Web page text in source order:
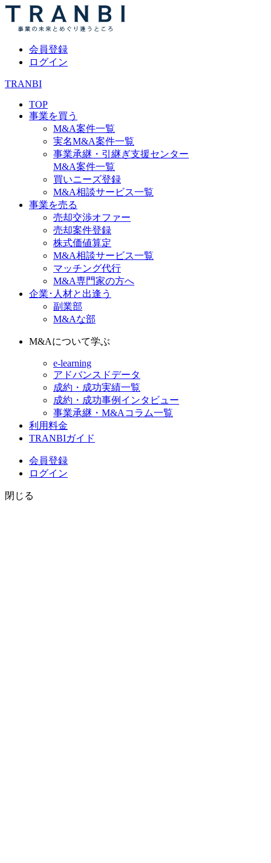
会員登録
ログイン
TRANBI
TOP
事業を買う
M&A案件一覧
実名M&A案件一覧
事業承継・引継ぎ支援センター
M&A案件一覧
買いニーズ登録
M&A相談サービス一覧
事業を売る
売却交渉オファー
売却案件登録
株式価値算定
M&A相談サービス一覧
マッチング代行
M&A専門家の方へ
企業･人材と出逢う
副業部
M&Aな部
M&Aについて学ぶ
e-learning
アドバンスドデータ
成約・成功実績一覧
成約・成功事例インタビュー
事業承継・M&Aコラム一覧
利用料金
TRANBIガイド
会員登録
ログイン
閉じる